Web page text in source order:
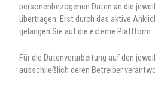
personenbezogenen Daten an die
übertragen. Erst durch das aktive
gelangen Sie auf die externe Plattform.
Für die Datenverarbeitung auf den
ausschließlich deren Betreiber